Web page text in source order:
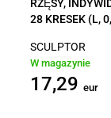
RZĘSY,
28 KRESEK (L,
SCULPTOR
W magazynie
17,29 eur